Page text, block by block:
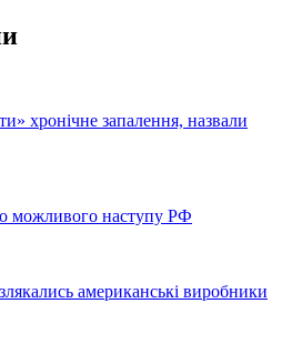
хронічне запалення, назвали
можливого наступу РФ
американські виробники